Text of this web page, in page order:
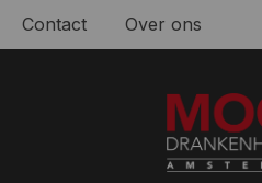
Ga naar de hoofdinhoud
Contact Over ons